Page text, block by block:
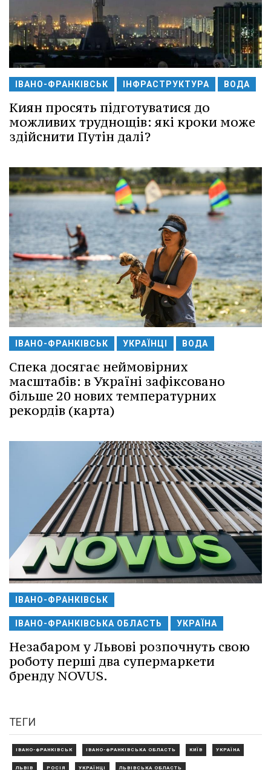
ІВАНО-ФРАНКІВСЬК ІНФРАСТРУКТУРА ВОДА
Киян просять підготуватися до
можливих труднощів: які кроки може
здійснити Путін далі?
ІВАНО-ФРАНКІВСЬК УКРАЇНЦІ ВОДА
Спека досягає неймовірних
масштабів: в Україні зафіксовано
більше 20 нових температурних
рекордів (карта)
ІВАНО-ФРАНКІВСЬК
ІВАНО-ФРАНКІВСЬКА ОБЛАСТЬ УКРАЇНА
Незабаром у Львові розпочнуть свою
роботу перші два супермаркети
бренду NOVUS.
ТЕГИ
ІВАНО-ФРАНКІВСЬК ІВАНО-ФРАНКІВСЬКА ОБЛАСТЬ КИЇВ УКРАЇНА
ЛЬВІВ РОСІЯ УКРАЇНЦІ ЛЬВІВСЬКА ОБЛАСТЬ